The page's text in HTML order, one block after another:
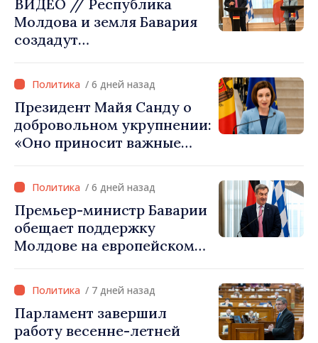
ВИДЕО // Республика
Молдова и земля Бавария
создадут
комиссию по
экономическому
сотрудничеству
/ 6 дней назад
Президент Майя Санду о
добровольном укрупнении:
«Оно приносит важные
проектов»
/ 6 дней назад
Премьер-министр Баварии
обещает поддержку
Молдове на европейском
Молдова должна занять
своё место в Европейском
союзе»
/ 7 дней назад
Парламент завершил
работу весенне-летней